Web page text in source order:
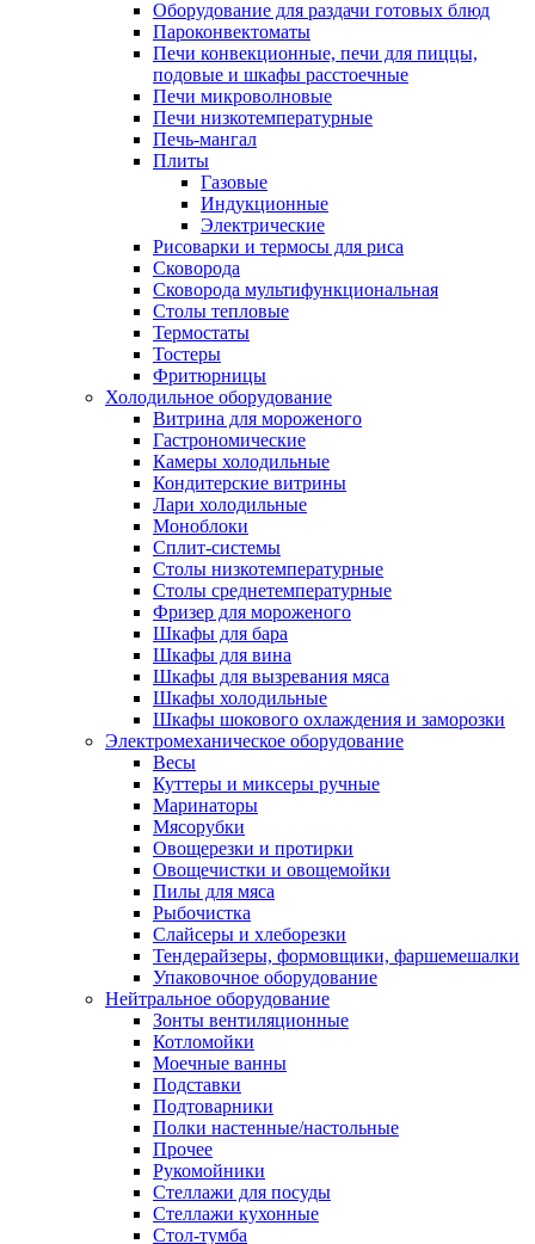
Оборудование для раздачи готовых блюд
Пароконвектоматы
Печи конвекционные, печи для пиццы,
подовые и шкафы расстоечные
Печи микроволновые
Печи низкотемпературные
Печь-мангал
Плиты
Газовые
Индукционные
Электрические
Рисоварки и термосы для риса
Сковорода
Сковорода мультифункциональная
Столы тепловые
Термостаты
Тостеры
Фритюрницы
Холодильное оборудование
Витрина для мороженого
Гастрономические
Камеры холодильные
Кондитерские витрины
Лари холодильные
Моноблоки
Сплит-системы
Столы низкотемпературные
Столы среднетемпературные
Фризер для мороженого
Шкафы для бара
Шкафы для вина
Шкафы для вызревания мяса
Шкафы холодильные
Шкафы шокового охлаждения и заморозки
Электромеханическое оборудование
Весы
Куттеры и миксеры ручные
Маринаторы
Мясорубки
Овощерезки и протирки
Овощечистки и овощемойки
Пилы для мяса
Рыбочистка
Слайсеры и хлеборезки
Тендерайзеры, формовщики, фаршемешалки
Упаковочное оборудование
Нейтральное оборудование
Зонты вентиляционные
Котломойки
Моечные ванны
Подставки
Подтоварники
Полки настенные/настольные
Прочее
Рукомойники
Стеллажи для посуды
Стеллажи кухонные
Стол-тумба